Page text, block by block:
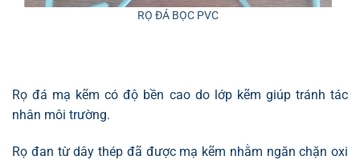
RỌ ĐÁ BỌC PVC
Rọ đá mạ kẽm có độ bền cao do lớp kẽm giúp tránh tác
nhân môi trường.
Rọ đan từ dây thép đã được mạ kẽm nhằm ngăn chặn oxi